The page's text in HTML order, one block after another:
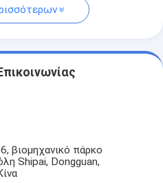
βιομηχανικό πάρκο
Shipai, Dongguan,